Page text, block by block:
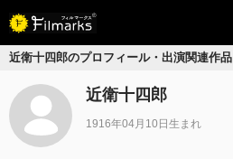
近衛十四郎のプロフィール・出演関連作品
近衛十四郎
1916年04月10日生まれ